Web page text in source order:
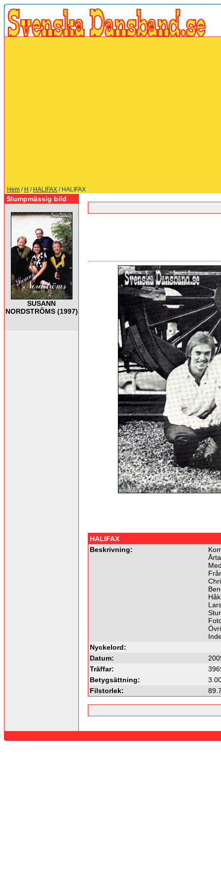
Hem / H / HALIFAX / HALIFAX
Slumpmässig bild
SUSANN
NORDSTRÖMS (1997)
HALIFAX
Beskrivning:
Nyckelord:
Datum:
Träffar:
Betygsättning:
Filstorlek: